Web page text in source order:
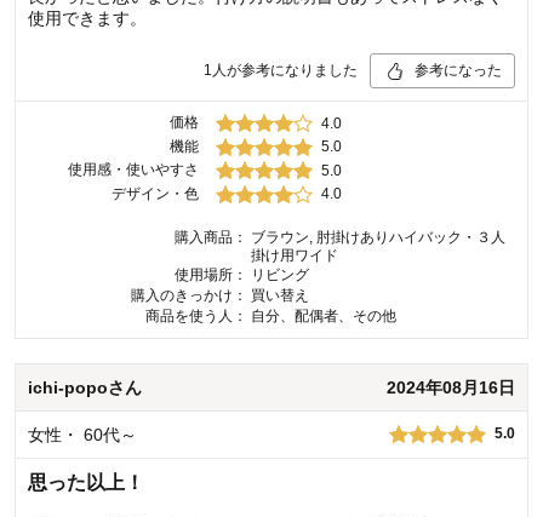
使用できます。
1 人が参考になりました 参考になった
価格
4.0
機能
5.0
使用感・使いやすさ
5.0
デザイン・色
4.0
購入商品：
ブラウン, 肘掛けありハイバック・３人
掛け用ワイド
使用場所：
リビング
購入のきっかけ：
買い替え
商品を使う人：
自分、配偶者、その他
ichi-popoさん 2024年08月16日
女性 ・ 60代～ 5.0
思った以上！